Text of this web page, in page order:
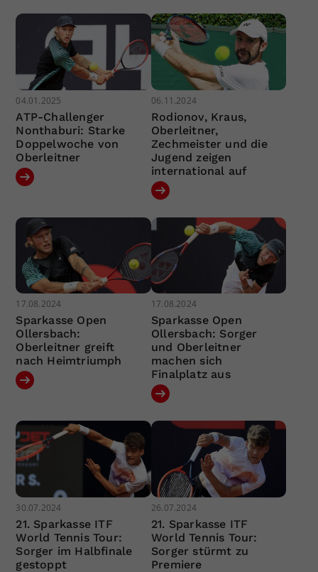
04.01.2025
ATP-Challenger
Nonthaburi: Starke
Doppelwoche von
Oberleitner
06.11.2024
Rodionov, Kraus,
Oberleitner,
Zechmeister und die
Jugend zeigen
international auf
17.08.2024
Sparkasse Open
Ollersbach:
Oberleitner greift
nach Heimtriumph
17.08.2024
Sparkasse Open
Ollersbach: Sorger
und Oberleitner
machen sich
Finalplatz aus
30.07.2024
21. Sparkasse ITF
World Tennis Tour:
Sorger im Halbfinale
gestoppt
26.07.2024
21. Sparkasse ITF
World Tennis Tour:
Sorger stürmt zu
Premiere